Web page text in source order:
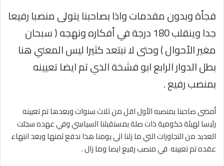
فجأة وبدون مقدمات واذا بصاحبنا يتولى منصبا رفيعا
جدا وينقلب 180 درجة في أفكاره ونهجه ( سبحان
مغير الأحوال ) وحتى لا نبتعد كثيرا ليس المعني هنا
بطل الدوار الرابع ابو فشخة الذي تم ايضا تعيينه
بمنصب رفيع .
أمضى صاحبنا بمنصبه الأول اقل من ثلاث سنوات وبعدها تم تعيينه
رئيسا لهيئة حكومية ذات صلة بمستقبلنا السياسي وفي عهده سجلت
العديد من التجاوزات التي ما زلنا الي يومنا هذا ندفع ثمنها وبعد انتهاء
عقده تم تعيينه في منصب رفيع ايضا وما زال .